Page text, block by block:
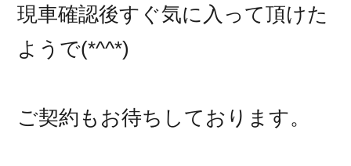
現車確認後すぐ気に入って頂けた
ようで(*^^*)
ご契約もお待ちしております。